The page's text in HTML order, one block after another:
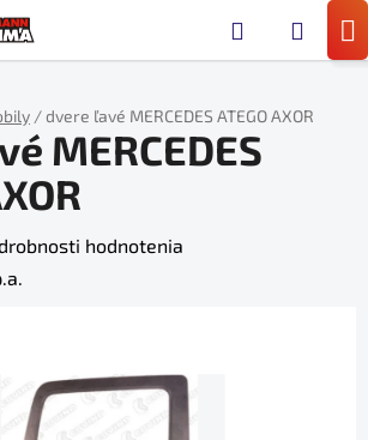
/dvere ľavé MERCEDES ATEGO AXOR
MERCEDES
hodnotenia